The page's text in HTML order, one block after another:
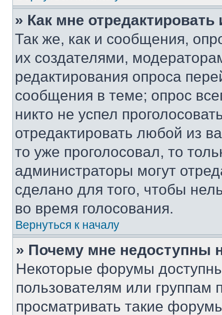
» Как мне
Так же, как и сообщения,
их создателями,
редактирования опроса
сообщения в теме; опрос
никто не успел
отредактировать любой из
то уже проголосовал, то
администраторы могут
сделано для того, чтобы
во время голосования.
Вернуться к началу
» Почему мне недоступны
Некоторые форумы
пользователям или группам
просматривать такие